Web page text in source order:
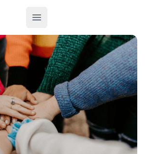
Ava menüü